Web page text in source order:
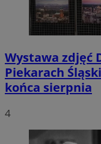
Wystawa zdjęć
Piekarach
końca sierpnia
4